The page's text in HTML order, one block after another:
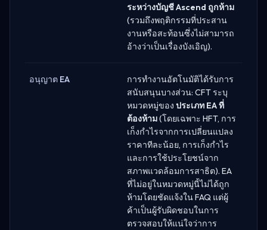
ระหว่างบัญชี Ascend ถูกห้าม
(รวมถึงพฤติกรรมที่ประสาน
งานหรือสะท้อนซึ่งไม่สามารถ
อ้างว่าเป็นเรื่องบังเอิญ).
อนุญาต EA
การทำงานอัตโนมัติได้รับการ
สนับสนุนบางส่วน: CFT ระบุ
หมวดหมู่ของ ประเภท EA ที่
ต้องห้าม(โดยเฉพาะ HFT, การ
เก็งกำไรจากการเปลี่ยนแปลง
ราคาทีละน้อย, การเก็งกำไร
และการใช้ประโยชน์จาก
สภาพแวดล้อมการสาธิต). EA
ที่ไม่อยู่ในหมวดหมู่นี้ไม่ได้ถูก
ห้ามโดยชัดแจ้งใน FAQ แต่ผู้
ค้าเป็นผู้รับผิดชอบในการ
ตรวจสอบให้แน่ใจว่าการ